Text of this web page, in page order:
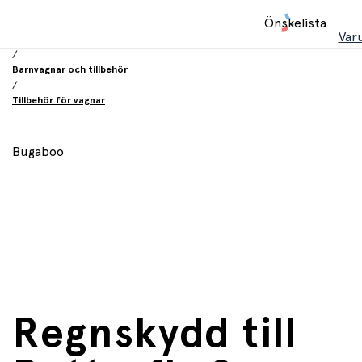
Önskelista
/
Barnvagnar och tillbehör
/
Tillbehör för vagnar
Bugaboo
Regnskydd till